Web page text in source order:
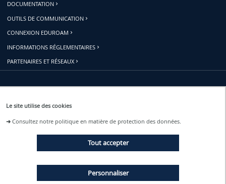
Le site utilise des cookies
➜Consultez notre politique en matière de protection des données.
Tout accepter
Personnaliser
DOCUMENTATION
OUTILS DE COMMUNICATION
CONNEXION EDUROAM
INFORMATIONS RÉGLEMENTAIRES
PARTENAIRES ET RÉSEAUX
ACTUALITÉS